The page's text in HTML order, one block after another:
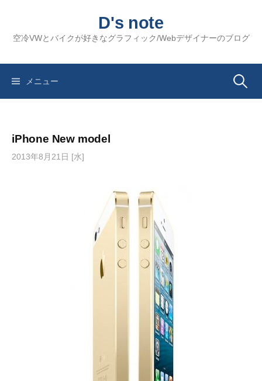
ツ
D's note
空冷VWとバイクが好きなグラフィック/Webデザイナーのブログ
メニュー 検
iPhone New model
2013年8月21日 [水]